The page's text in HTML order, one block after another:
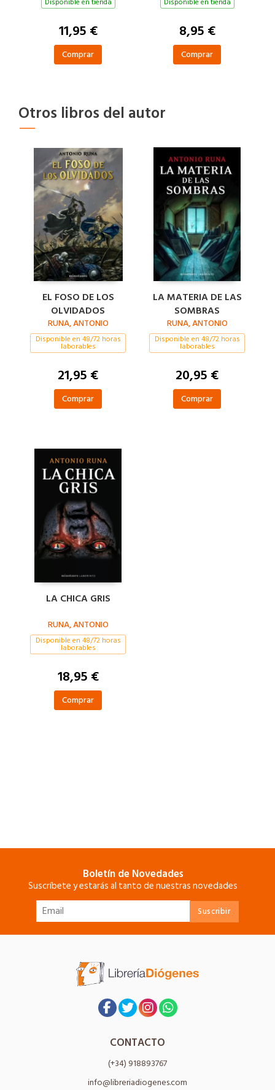
11,95 €
Comprar
SERPIENTES (EDICIÓN
LIMIT
8,95 €
Comprar
Otros libros del autor
EL FOSO DE LOS
OLVIDADOS
RUNA, ANTONIO
Disponible en 48/72 horas
laborables
21,95 €
Comprar
LA MATERIA DE LAS
SOMBRAS
RUNA, ANTONIO
Disponible en 48/72 horas
laborables
20,95 €
Comprar
LA CHICA GRIS
RUNA, ANTONIO
Disponible en 48/72 horas
laborables
18,95 €
Comprar
Boletín de Novedades
Suscríbete y estarás al tanto de nuestras novedades
CONTACTO
(+34) 918893767
info@libreriadiogenes.com